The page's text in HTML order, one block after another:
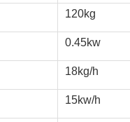
120kg
0.45kw
18kg/h
15kw/h